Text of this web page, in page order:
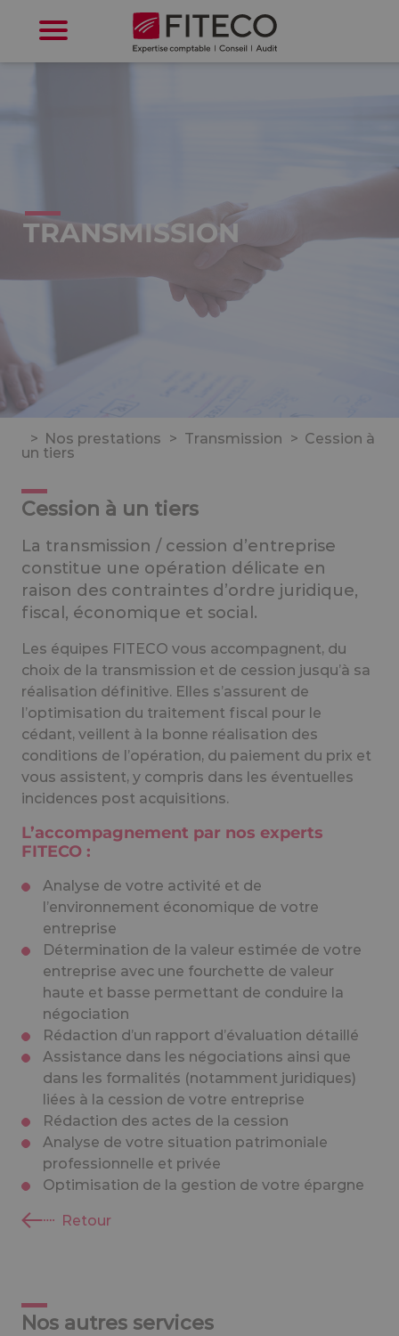
TRANSMISSION
> Nos prestations > Transmission > Cession à
un tiers
Cession à un tiers
La transmission / cession d’entreprise
constitue une opération délicate en
raison des contraintes d’ordre juridique,
fiscal, économique et social.
Les équipes FITECO vous accompagnent, du
choix de la transmission et de cession jusqu’à sa
réalisation définitive. Elles s’assurent de
l’optimisation du traitement fiscal pour le
cédant, veillent à la bonne réalisation des
conditions de l’opération, du paiement du prix et
vous assistent, y compris dans les éventuelles
incidences post acquisitions.
L’accompagnement par nos experts
FITECO :
Analyse de votre activité et de
l’environnement économique de votre
entreprise
Détermination de la valeur estimée de votre
entreprise avec une fourchette de valeur
haute et basse permettant de conduire la
négociation
Rédaction d’un rapport d’évaluation détaillé
Assistance dans les négociations ainsi que
dans les formalités (notamment juridiques)
liées à la cession de votre entreprise
Rédaction des actes de la cession
Analyse de votre situation patrimoniale
professionnelle et privée
Optimisation de la gestion de votre épargne
Retour
Nos autres services
Cookies management panel